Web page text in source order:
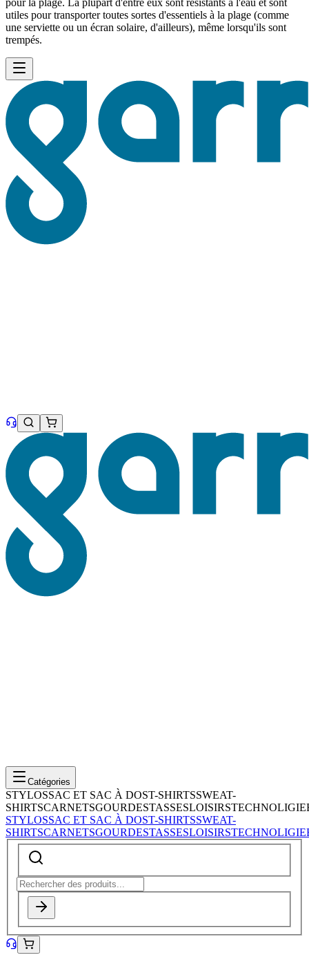
utiles pour transporter toutes sortes d'essentiels à la plage (comme
une serviette ou un écran solaire, d'ailleurs), même lorsqu'ils sont
trempés.
Catégories
STYLOSSAC ET SAC À DOST-SHIRTSSWEAT-
SHIRTSCARNETSGOURDESTASSESLOISIRSTECHNOLIGIE
STYLOSSAC ET SAC À DOST-SHIRTSSWEAT-
SHIRTSCARNETSGOURDESTASSESLOISIRSTECHNOLIGIE